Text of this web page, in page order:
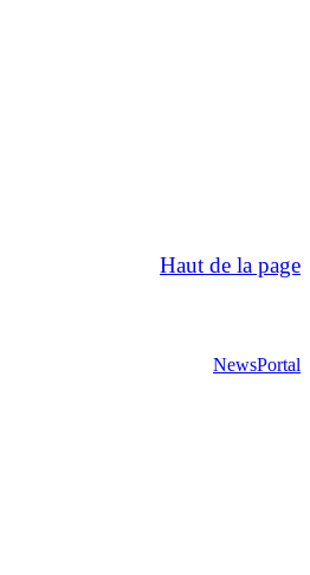
Haut de la page
NewsPortal